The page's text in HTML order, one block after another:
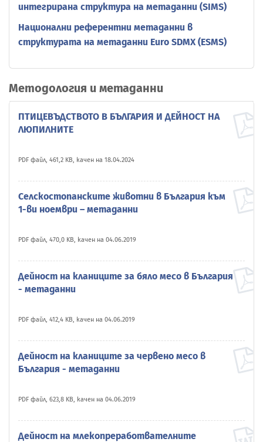
интегрирана структура на метаданни (SIMS)
Национални референтни метаданни в
структурата на метаданни Euro SDMX (ESMS)
Методология и метаданни
ПТИЦЕВЪДСТВОТО В БЪЛГАРИЯ И ДЕЙНОСТ НА
ЛЮПИЛНИТЕ
PDF файл, 461,2 KB, качен на 18.04.2024
Селскостопанските животни в България към
1-ви ноември – метаданни
PDF файл, 470,0 KB, качен на 04.06.2019
Дейност на кланиците за бяло месо в България
- метаданни
PDF файл, 412,4 KB, качен на 04.06.2019
Дейност на кланиците за червено месо в
България - метаданни
PDF файл, 623,8 KB, качен на 04.06.2019
Дейност на млекопреработвателните